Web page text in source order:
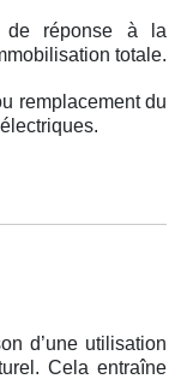
de réponse à la
totale.
remplacement du
d’une utilisation
Cela entraîne